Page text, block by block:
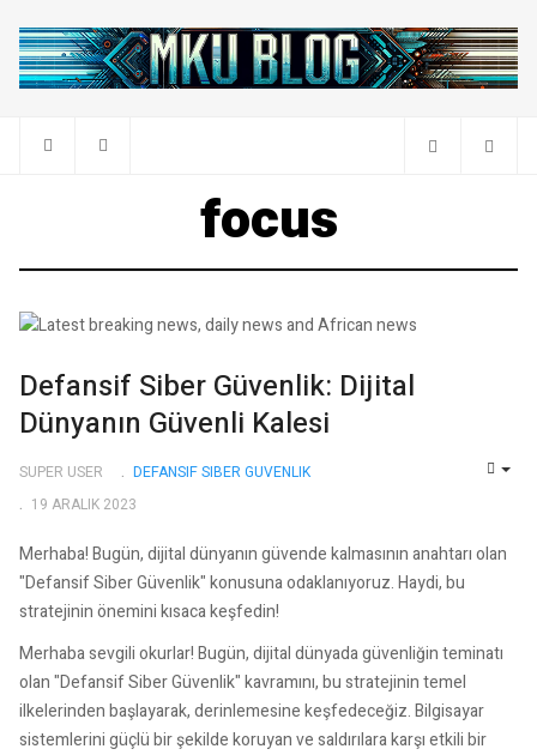
focus
Defansif Siber Güvenlik: Dijital
Dünyanın Güvenli Kalesi
SUPER USER
DEFANSIF SIBER GUVENLIK
19 ARALIK 2023
Merhaba! Bugün, dijital dünyanın güvende kalmasının anahtarı olan
"Defansif Siber Güvenlik" konusuna odaklanıyoruz. Haydi, bu
stratejinin önemini kısaca keşfedin!
Merhaba sevgili okurlar! Bugün, dijital dünyada güvenliğin teminatı
olan "Defansif Siber Güvenlik" kavramını, bu stratejinin temel
ilkelerinden başlayarak, derinlemesine keşfedeceğiz. Bilgisayar
sistemlerini güçlü bir şekilde koruyan ve saldırılara karşı etkili bir